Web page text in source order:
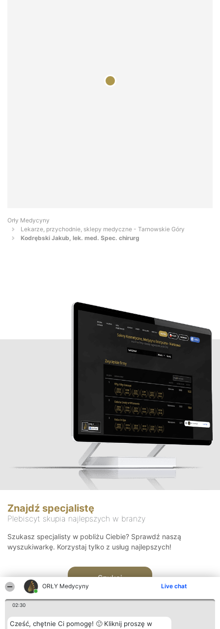
ORŁY Medycyny Live chat
02:30
Cześć, chętnie Ci pomogę! 🙂 Kliknij proszę w
Orły Medycyny
Lekarze, przychodnie, sklepy medyczne - Tarnowskie Góry
Kodrębski Jakub, lek. med. Spec. chirurg
Znajdź specjalistę
Plebiscyt skupia najlepszych w branży
Szukasz specjalisty w pobliżu Ciebie? Sprawdź naszą
wyszukiwarkę. Korzystaj tylko z usług najlepszych!
Szukaj